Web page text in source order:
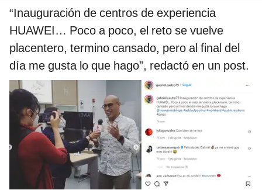
“Inauguración de centros de experiencia
HUAWEI… Poco a poco, el reto se vuelve
placentero, termino cansado, pero al final del
día me gusta lo que hago”, redactó en un post.